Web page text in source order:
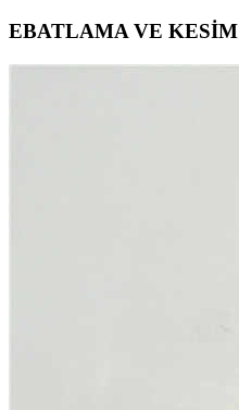
EBATLAMA VE KESİM